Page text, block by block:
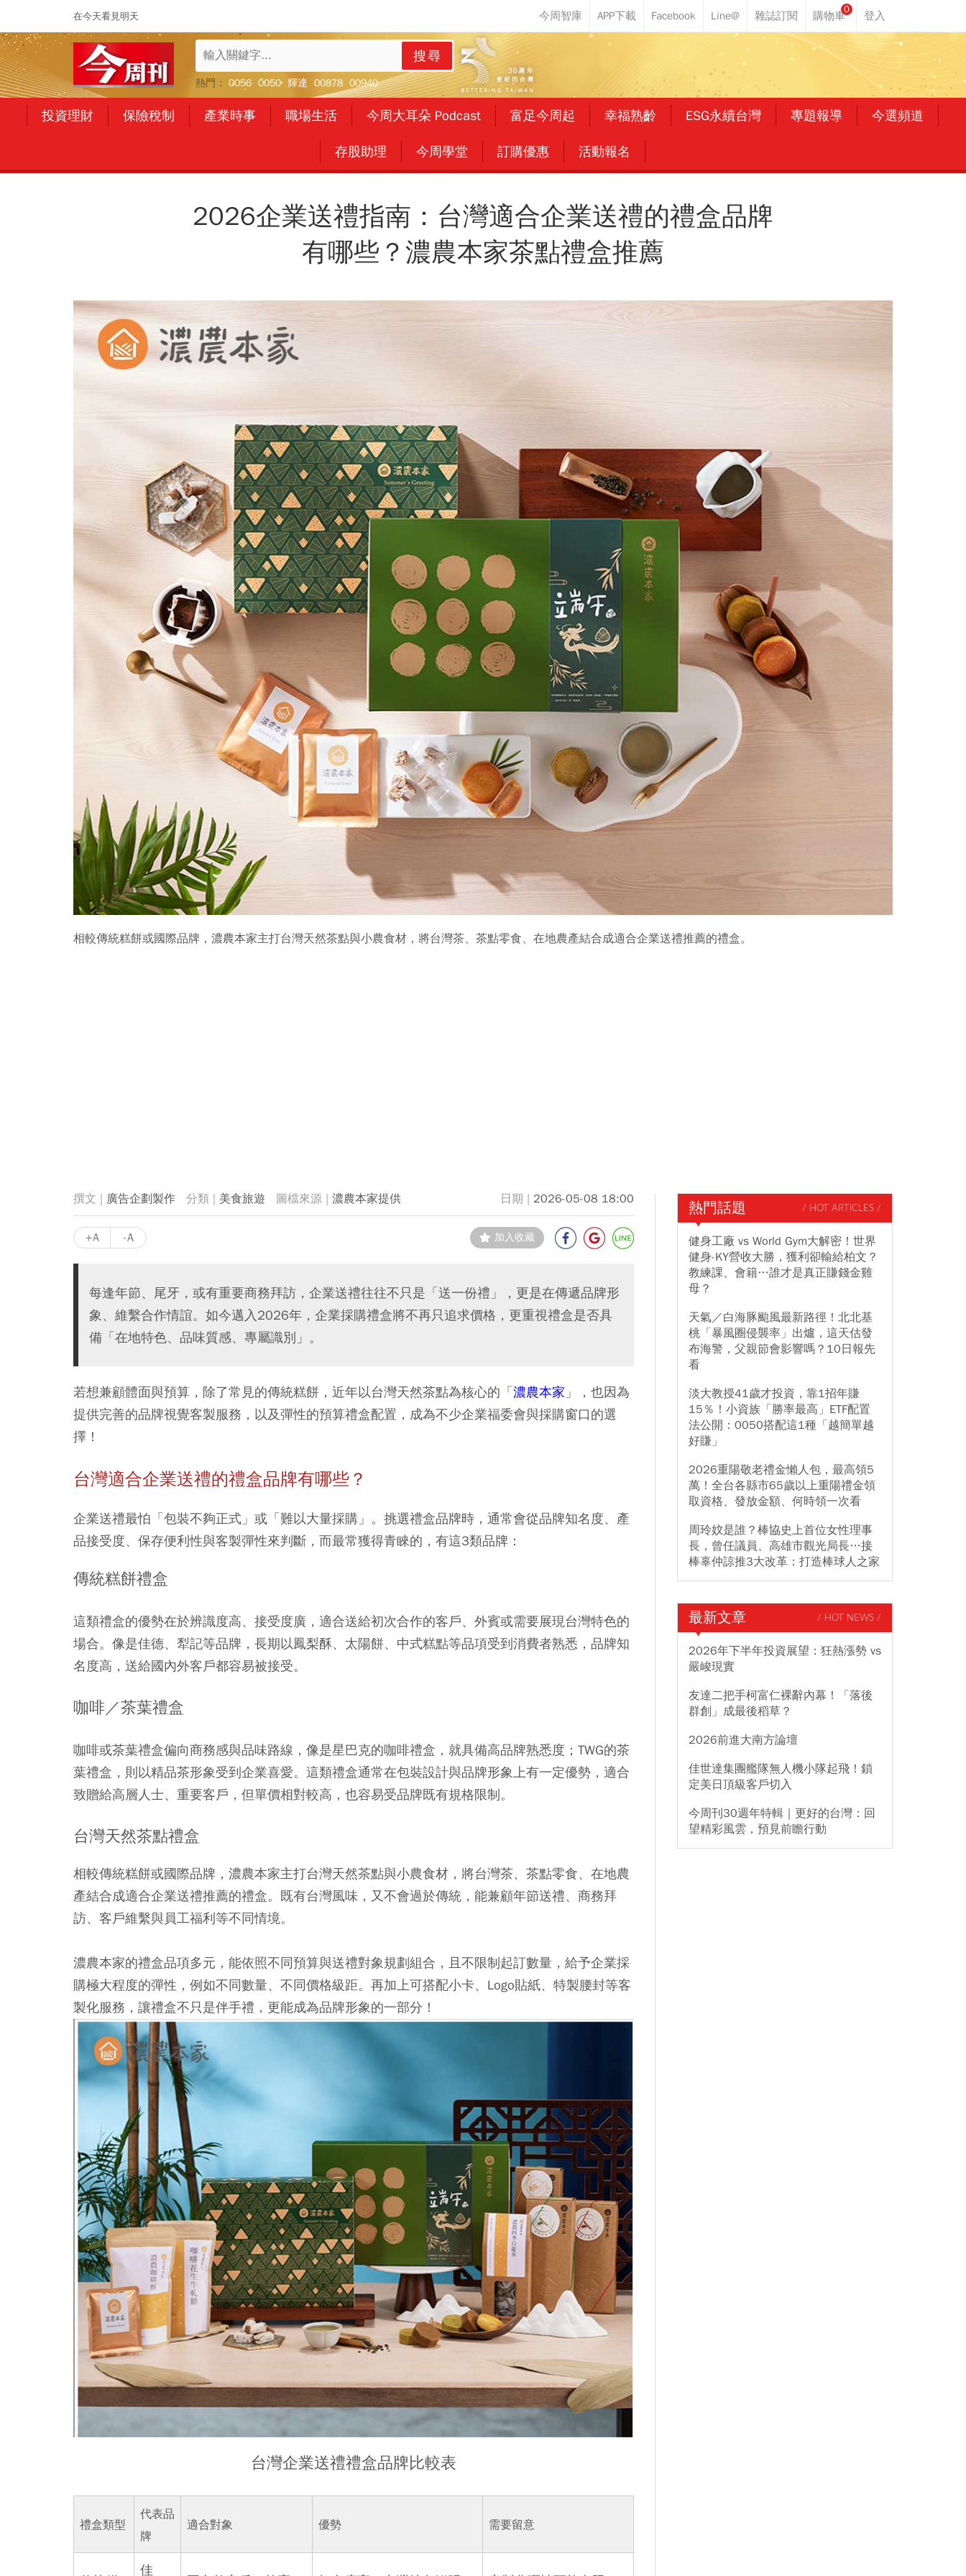
在今天看見明天
0
搜尋
熱門： 0056 0050 輝達 00878 00940
投資理財 保險稅制 產業時事 職場生活 今周大耳朵 Podcast 富足今周起 幸福熟齡 ESG永續台灣 專題報導 今選頻道
存股助理 今周學堂 訂購優惠 活動報名
2026企業送禮指南：台灣適合企業送禮的禮盒品牌
有哪些？濃農本家茶點禮盒推薦
相較傳統糕餅或國際品牌，濃農本家主打台灣天然茶點與小農食材，將台灣茶、茶點零食、在地農產結合成適合企業送禮推薦的禮盒。
廣告企劃製作 美食旅遊 濃農本家提供 2026-05-08 18:00
+A -A 加入收藏
每逢年節、尾牙，或有重要商務拜訪，企業送禮往往不只是「送一份禮」，更是在傳遞品牌形
象、維繫合作情誼。如今邁入2026年，企業採購禮盒將不再只追求價格，更重視禮盒是否具
備「在地特色、品味質感、專屬識別」。
若想兼顧體面與預算，除了常見的傳統糕餅，近年以台灣天然茶點為核心的「濃農本家 」，也因為
提供完善的品牌視覺客製服務，以及彈性的預算禮盒配置，成為不少企業福委會與採購窗口的選
擇！
台灣適合企業送禮的禮盒品牌有哪些？
企業送禮最怕「包裝不夠正式」或「難以大量採購」。挑選禮盒品牌時，通常會從品牌知名度、產
品接受度、保存便利性與客製彈性來判斷，而最常獲得青睞的，有這3類品牌：
傳統糕餅禮盒
這類禮盒的優勢在於辨識度高、接受度廣，適合送給初次合作的客戶、外賓或需要展現台灣特色的
場合。像是佳德、犁記等品牌，長期以鳳梨酥、太陽餅、中式糕點等品項受到消費者熟悉，品牌知
名度高，送給國內外客戶都容易被接受。
咖啡／茶葉禮盒
咖啡或茶葉禮盒偏向商務感與品味路線，像是星巴克的咖啡禮盒，就具備高品牌熟悉度； TWG的茶
葉禮盒，則以精品茶形象受到企業喜愛。這類禮盒通常在包裝設計與品牌形象上有一定優勢，適合
致贈給高層人士、重要客戶，但單價相對較高，也容易受品牌既有規格限制。
台灣天然茶點禮盒
相較傳統糕餅或國際品牌， 濃農本家主打台灣天然茶點與小農食材，將台灣茶、茶點零食、在地農
產結合成適合企業送禮推薦的禮盒。既有台灣風味，又不會過於傳統，能兼顧年節送禮、商務拜
訪、客戶維繫與員工福利等不同情境。
濃農本家的禮盒品項多元，能依照不同預算與送禮對象規劃組合，且不限制起訂數量，給予企業採
購極大程度的彈性，例如不同數量、不同價格級距。再加上可搭配小卡、Logo貼紙、特製腰封等客
製化服務，讓禮盒不只是伴手禮，更能成為品牌形象的一部分！
台灣企業送禮禮盒品牌比較表
禮盒類型
代表品
牌
適合對象 優勢 需要留意
佳
熱門話題 / HOT ARTICLES /
健身工廠 vs World Gym大解密！世界
健身-KY營收大勝，獲利卻輸給柏文？
教練課、會籍…誰才是真正賺錢金雞
母？
天氣／白海豚颱風最新路徑！北北基
桃「暴風圈侵襲率」出爐，這天估發
布海警，父親節會影響嗎？10日報先
看
淡大教授41歲才投資，靠1招年賺
15％！小資族「勝率最高」ETF配置
法公開：0050搭配這1種「越簡單越
好賺」
2026重陽敬老禮金懶人包，最高領5
萬！全台各縣市65歲以上重陽禮金領
取資格、發放金額、何時領一次看
周玲妏是誰？棒協史上首位女性理事
長，曾任議員、高雄市觀光局長…接
棒辜仲諒推3大改革：打造棒球人之家
最新文章 / HOT NEWS /
2026年下半年投資展望：狂熱漲勢 vs
嚴峻現實
友達二把手柯富仁裸辭內幕！「落後
群創」成最後稻草？
2026前進大南方論壇
佳世達集團艦隊無人機小隊起飛！鎖
定美日頂級客戶切入
今周刊30週年特輯｜更好的台灣：回
望精彩風雲，預見前瞻行動